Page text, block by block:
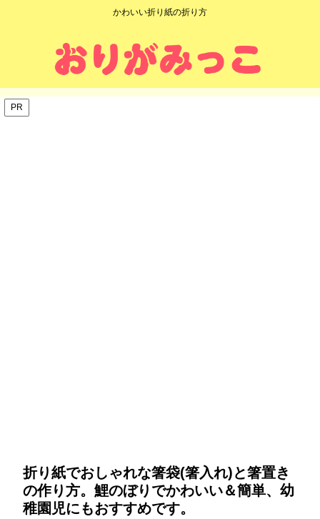
かわいい折り紙の折り方
PR
折り紙でおしゃれな箸袋(箸入れ)と箸置き
の作り方。鯉のぼりでかわいい＆簡単、幼
稚園児にもおすすめです。